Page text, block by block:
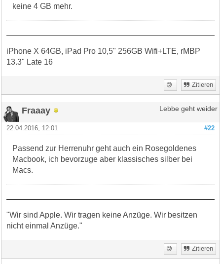
keine 4 GB mehr.
iPhone X 64GB, iPad Pro 10,5" 256GB Wifi+LTE, rMBP
13.3" Late 16
Zitieren
Fraaay Lebbe geht weider
#22
22.04.2016, 12:01
Passend zur Herrenuhr geht auch ein Rosegoldenes
Macbook, ich bevorzuge aber klassisches silber bei
Macs.
"Wir sind Apple. Wir tragen keine Anzüge. Wir besitzen
nicht einmal Anzüge."
Zitieren